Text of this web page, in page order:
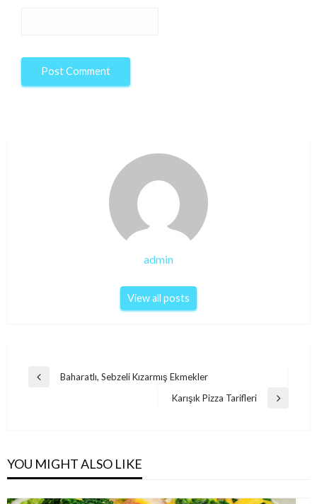
admin
View all posts
Post
Previous
Baharatlı, Sebzeli Kızarmış Ekmekler
Next
Karışık Pizza Tarifleri
YOU MIGHT ALSO LIKE